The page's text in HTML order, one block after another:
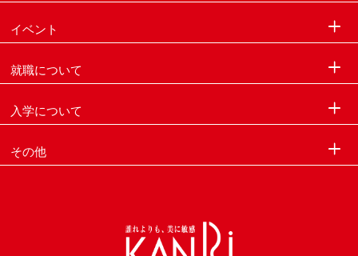
イベント
就職について
入学について
その他